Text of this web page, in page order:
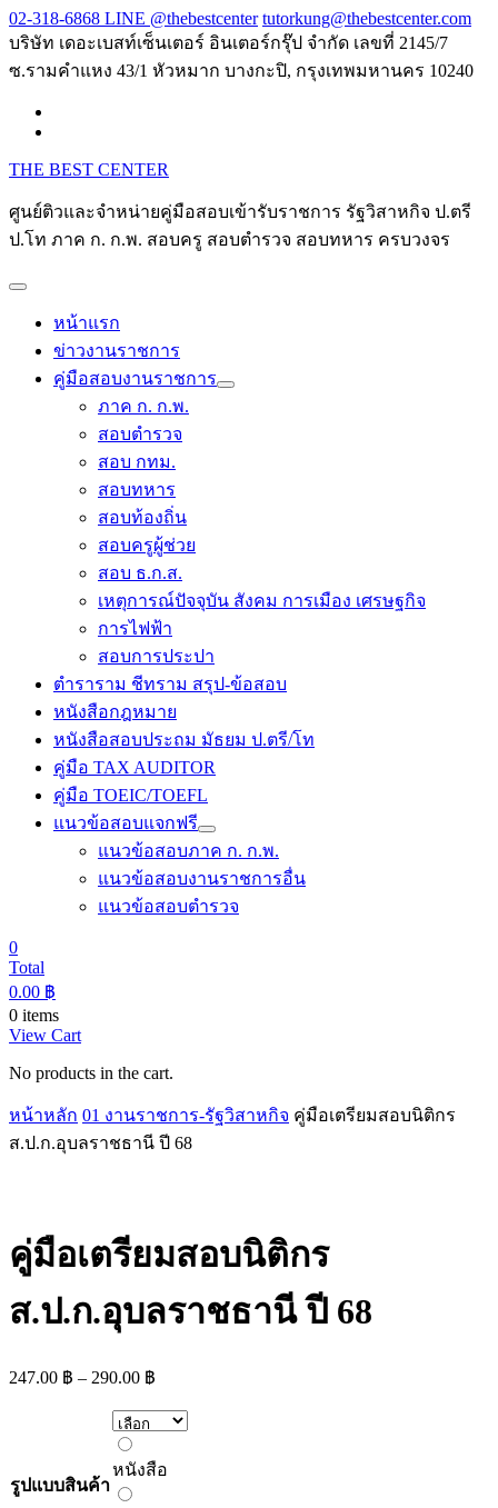
Skip
to
02-318-6868 LINE @thebestcenter tutorkung@thebestcenter.com
บริษัท เดอะเบสท์เซ็นเตอร์ อินเตอร์กรุ๊ป จำกัด เลขที่ 2145/7
ซ.รามคำแหง 43/1 หัวหมาก บางกะปิ, กรุงเทพมหานคร 10240
THE BEST CENTER
ศูนย์ติวและจำหน่ายคู่มือสอบเข้ารับราชการ รัฐวิสาหกิจ ป.ตรี
ป.โท ภาค ก. ก.พ. สอบครู สอบตำรวจ สอบทหาร ครบวงจร
หน้าแรก
ข่าวงานราชการ
คู่มือสอบงานราชการ
ภาค ก. ก.พ.
สอบตำรวจ
สอบ กทม.
สอบทหาร
สอบท้องถิ่น
สอบครูผู้ช่วย
สอบ ธ.ก.ส.
เหตุการณ์ปัจจุบัน สังคม การเมือง เศรษฐกิจ
การไฟฟ้า
สอบการประปา
ตำราราม ชีทราม สรุป-ข้อสอบ
หนังสือกฎหมาย
หนังสือสอบประถม มัธยม ป.ตรี/โท
คู่มือ TAX AUDITOR
คู่มือ TOEIC/TOEFL
แนวข้อสอบแจกฟรี
แนวข้อสอบภาค ก. ก.พ.
แนวข้อสอบงานราชการอื่น
แนวข้อสอบตำรวจ
0
Total
0.00 ฿
0 items
View Cart
No products in the cart.
หน้าหลัก 01 งานราชการ-รัฐวิสาหกิจ คู่มือเตรียมสอบนิติกร
ส.ป.ก.อุบลราชธานี ปี 68
คู่มือเตรียมสอบนิติกร
ส.ป.ก.อุบลราชธานี ปี 68
247.00 ฿ – 290.00 ฿
247.00 ฿
290.00 ฿
รูปแบบสินค้า
หนังสือ
หนังสือ
ไฟล์